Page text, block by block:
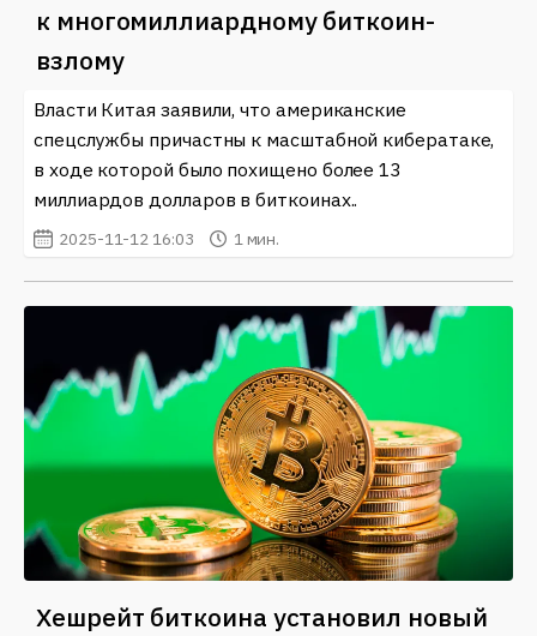
к многомиллиардному биткоин-
взлому
Власти Китая заявили, что американские
спецслужбы причастны к масштабной кибератаке,
в ходе которой было похищено более 13
миллиардов долларов в биткоинах..
2025-11-12 16:03 1 мин.
Хешрейт биткоина установил новый